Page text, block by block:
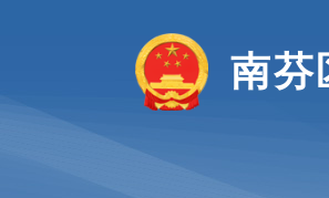
南芬